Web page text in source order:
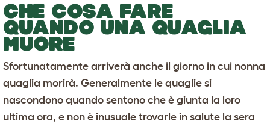
CHE COSA FARE
QUANDO UNA QUAGLIA
MUORE
Sfortunatamente arriverà anche il giorno in cui nonna
quaglia morirà. Generalmente le quaglie si
nascondono quando sentono che è giunta la loro
ultima ora, e non è inusuale trovarle in salute la sera